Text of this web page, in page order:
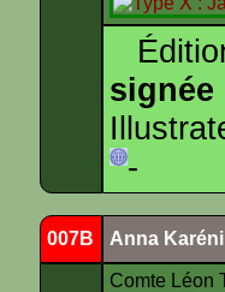
-
007B Anna
Comte Léon